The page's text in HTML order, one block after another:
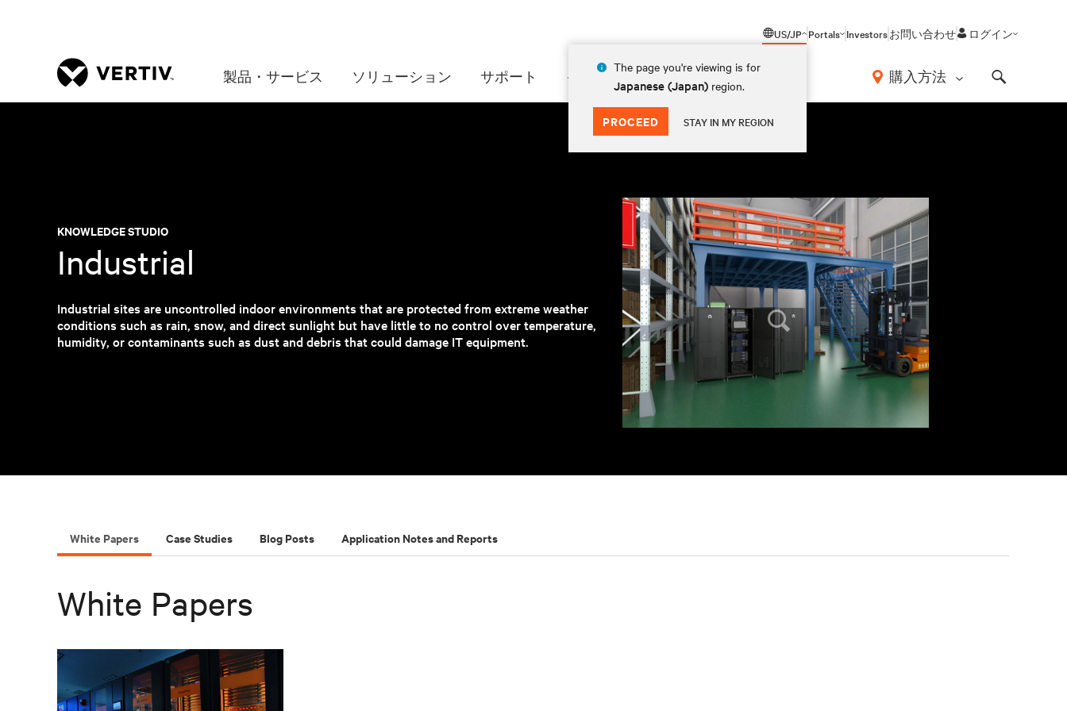
US/JP
The page you're viewing is for
Japanese (Japan) region.
PROCEED STAY IN MY REGION
Portals Investorsお問い合わせ ログイン
製品・サービス ソリューション サポート インサイト 会社情報 購入方法
KNOWLEDGE STUDIO
Industrial
Industrial sites are uncontrolled indoor environments that are protected from extreme weather
conditions such as rain, snow, and direct sunlight but have little to no control over temperature,
humidity, or contaminants such as dust and debris that could damage IT equipment.
White Papers Case Studies Blog Posts Application Notes and Reports
White Papers